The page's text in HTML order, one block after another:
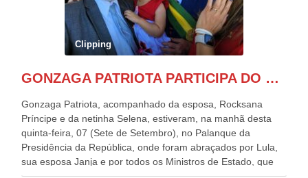
Clipping
GONZAGA PATRIOTA PARTICIPA DO DESFILE DA INDEPENDÊNCIA NO PALANQUE DA PRESIDÊNCIA DA REPÚBLICA E É ABRAÇADO POR LULA E POR GERALDO ALCKMIN.
Gonzaga Patriota, acompanhado da esposa, Rocksana
Príncipe e da netinha Selena, estiveram, na manhã desta
quinta-feira, 07 (Sete de Setembro), no Palanque da
Presidência da República, onde foram abraçados por Lula,
sua esposa Janja e por todos os Ministros de Estado, que